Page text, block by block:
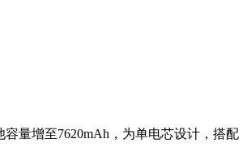
量增至7620mAh，为单电芯设计，搭配